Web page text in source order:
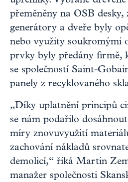
přeměněny na OSB desky,
generátory a dveře byly
nebo využity soukromými
prvky byly předány firmě,
se společností Saint-
panely z recyklovaného
„Díky uplatnění principů
se nám podařilo
míry znovuvyužití
zachování nákladů
demolicí,“ říká Martin
manažer společnosti